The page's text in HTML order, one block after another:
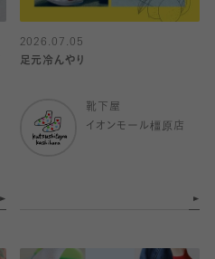
2026.07.05
足元冷んやり
靴下屋
イオンモール橿原店